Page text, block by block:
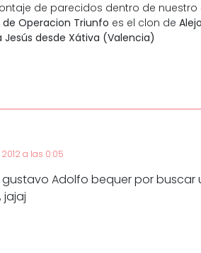
de parecidos dentro de nuestro
de Operacion Triunfo es el clon de
Jesús desde Xátiva (Valencia)
a las 0:05
Adolfo bequer por buscar
jajaj